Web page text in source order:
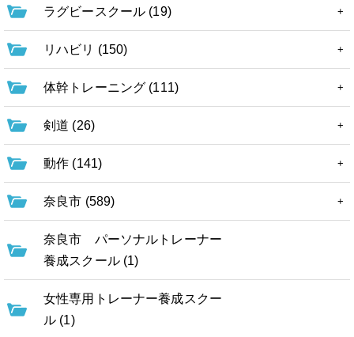
ラグビースクール (19)
リハビリ (150)
体幹トレーニング (111)
剣道 (26)
動作 (141)
奈良市 (589)
奈良市 パーソナルトレーナー
養成スクール (1)
女性専用トレーナー養成スクー
ル (1)